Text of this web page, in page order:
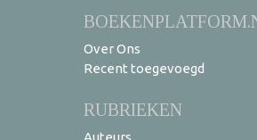
Over Ons
Recent toegevoegd
RUBRIEKEN
Auteurs